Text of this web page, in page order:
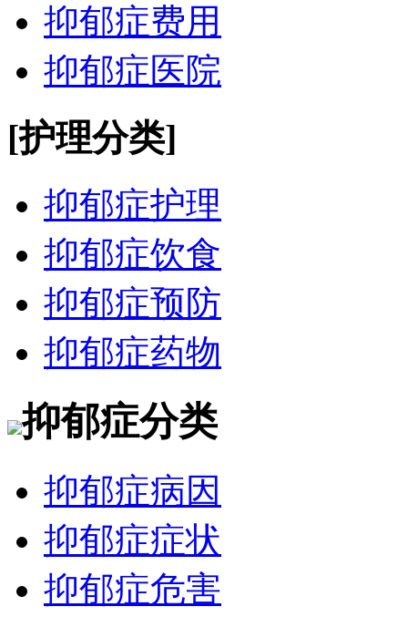
抑郁症费用
抑郁症医院
[护理分类]
抑郁症护理
抑郁症饮食
抑郁症预防
抑郁症药物
抑郁症分类
抑郁症病因
抑郁症症状
抑郁症危害